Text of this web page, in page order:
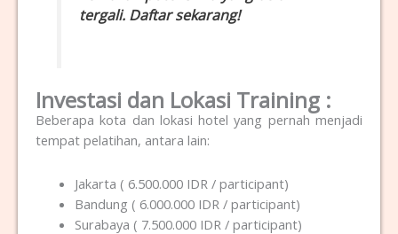
tergali. Daftar sekarang!
Investasi dan Lokasi Training :
Beberapa kota dan lokasi hotel yang pernah menjadi
tempat pelatihan, antara lain:
Jakarta ( 6.500.000 IDR / participant)
Bandung ( 6.000.000 IDR / participant)
Surabaya ( 7.500.000 IDR / participant)